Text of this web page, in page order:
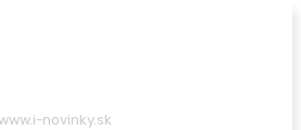
novinky.sk